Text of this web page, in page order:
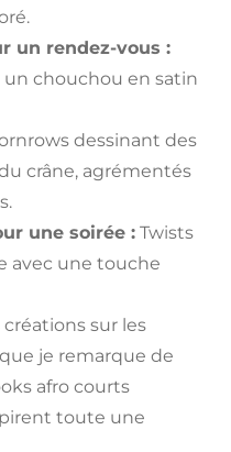
un rendez-vous :
chouchou en satin
dessinant des
crâne, agrémentés
une soirée : Twists
avec une touche
créations sur les
je remarque de
afro courts
toute une